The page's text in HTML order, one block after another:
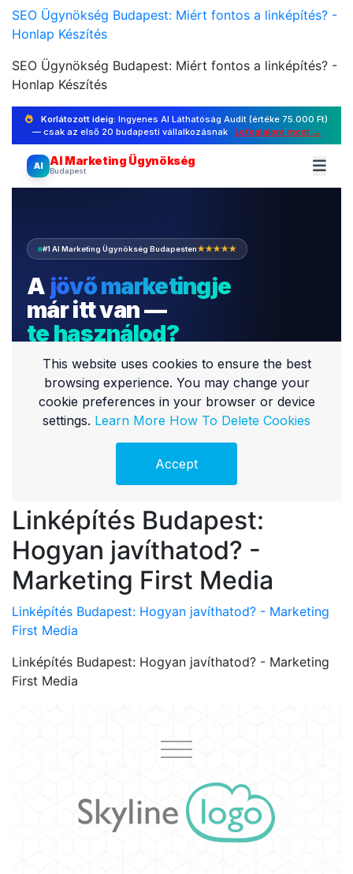
SEO Ügynökség Budapest: Miért fontos a linképítés? -
Honlap Készítés
SEO Ügynökség Budapest: Miért fontos a linképítés? -
Honlap Készítés
Linképítés Budapest:
Hogyan javíthatod? -
Marketing First Media
Linképítés Budapest: Hogyan javíthatod? - Marketing
First Media
Linképítés Budapest: Hogyan javíthatod? - Marketing
First Media